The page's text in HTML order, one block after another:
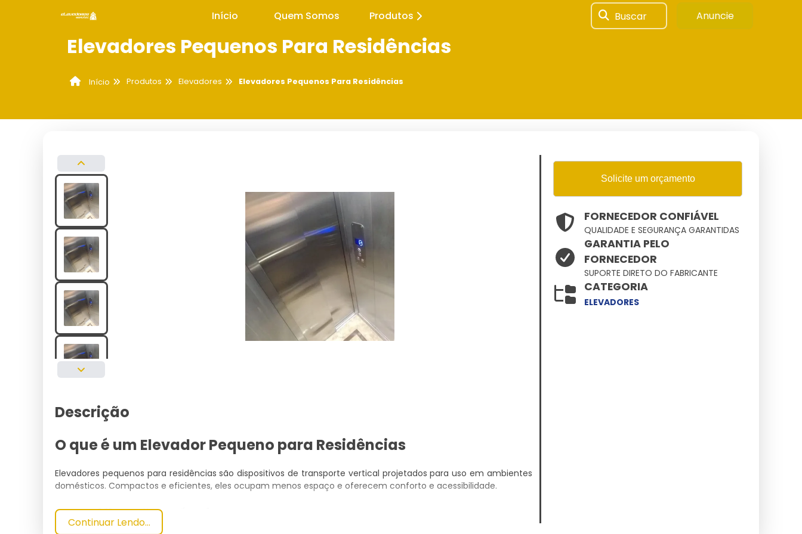
Início Quem Somos Produtos Buscar Anuncie
Elevadores Pequenos Para Residências
Início Produtos Elevadores Elevadores Pequenos Para Residências
Descrição
O que é um Elevador Pequeno para Residências
Elevadores pequenos para residências são dispositivos de transporte vertical projetados para uso em ambientes
domésticos. Compactos e eficientes, eles ocupam menos espaço e oferecem conforto e acessibilidade.
Especificações Técnicas
Continuar Lendo...
Solicite um orçamento
FORNECEDOR CONFIÁVEL
QUALIDADE E SEGURANÇA GARANTIDAS
GARANTIA PELO
FORNECEDOR
SUPORTE DIRETO DO FABRICANTE
CATEGORIA
ELEVADORES